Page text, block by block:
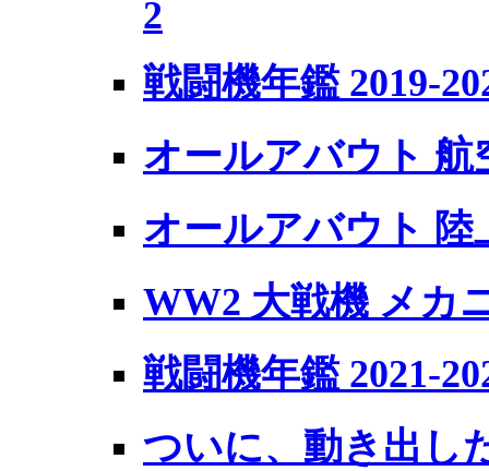
2
戦闘機年鑑 2019-
オールアバウト 航
オールアバウト 陸
WW2 大戦機 メカ
戦闘機年鑑 2021-
ついに、動き出し